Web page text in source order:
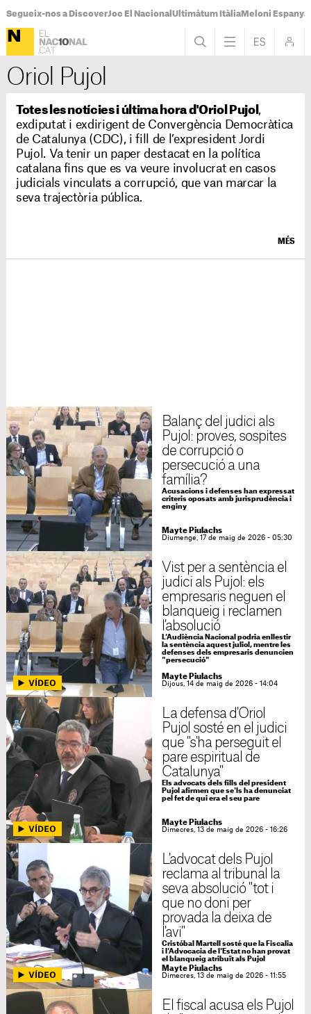
Segueix-nos a DiscoverJoc El Nacional Ultimàtum ItàliaMeloni Espanya
Oriol Pujol
Totes les notícies i última hora d'Oriol Pujol ,
exdiputat i exdirigent de Convergència Democràtica
de Catalunya (CDC), i fill de l’expresident Jordi
Pujol. Va tenir un paper destacat en la política
catalana fins que es va veure involucrat en casos
judicials vinculats a corrupció, que van marcar la
seva trajectòria pública.
MÉS
Balanç del judici als
Pujol: proves, sospites
de corrupció o
persecució a una
família?
Acusacions i defenses han expressat
criteris oposats amb jurisprudència i
enginy
Mayte Piulachs
Diumenge, 17 de maig de 2026 - 05:30
Vist per a sentència el
judici als Pujol: els
empresaris neguen el
blanqueig i reclamen
l'absolució
L'Audiència Nacional podria enllestir
la sentència aquest juliol, mentre les
defenses dels empresaris denuncien
"persecució"
Mayte Piulachs
Dijous, 14 de maig de 2026 - 14:04
La defensa d'Oriol
Pujol sosté en el judici
que "s'ha perseguit el
pare espiritual de
Catalunya"
Els advocats dels fills del president
Pujol afirmen que se'ls ha denunciat
pel fet de qui era el seu pare
Mayte Piulachs
Dimecres, 13 de maig de 2026 - 16:26
L'advocat dels Pujol
reclama al tribunal la
seva absolució "tot i
que no doni per
provada la deixa de
l'avi"
Cristóbal Martell sosté que la Fiscalia
i l'Advocacia de l'Estat no han provat
el blanqueig atribuït als Pujol
Mayte Piulachs
Dimecres, 13 de maig de 2026 - 11:55
El fiscal acusa els Pujol